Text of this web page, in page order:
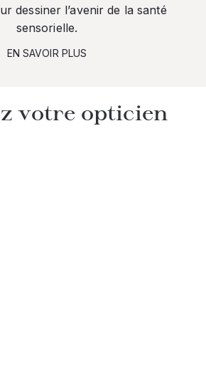
dessiner l’avenir de la santé
sensorielle.
EN SAVOIR PLUS
votre opticien